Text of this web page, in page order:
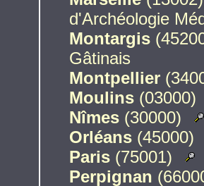
d'Archéologie
Montargis
Gâtinais
Montpellier
Moulins (03000)
Nîmes (30000)
Orléans (45000)
Paris (75001)
Perpignan